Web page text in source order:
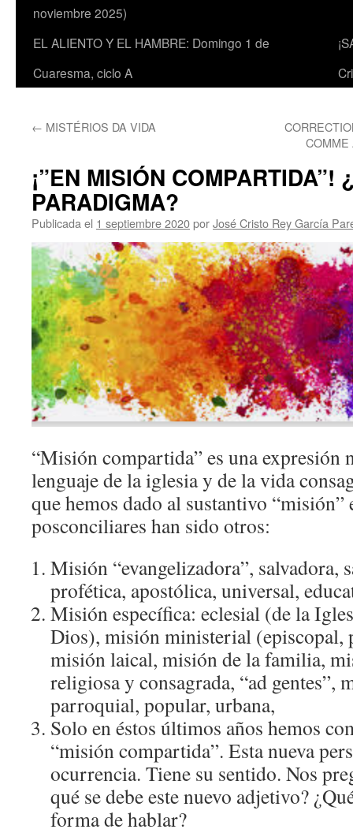
noviembre 2025)
EL ALIENTO Y EL HAMBRE: Domingo 1 de
Cuaresma, ciclo A
← MISTÉRIOS DA VIDA
¡”EN MISIÓN COMPARTIDA”!
PARADIGMA?
Publicada el 1 septiembre 2020porJosé Cristo Rey García
“Misión compartida” es una expresión
lenguaje de la iglesia y de la vida
que hemos dado al sustantivo “misión”
posconciliares han sido otros:
Misión “evangelizadora”, salvadora,
profética, apostólica, universal,
Misión específica: eclesial (de la
Dios), misión ministerial (episcopal,
misión laical, misión de la familia,
religiosa y consagrada, “ad gentes”,
parroquial, popular, urbana,
Solo en éstos últimos años hemos
“misión compartida”. Esta nueva
ocurrencia. Tiene su sentido. Nos
qué se debe este nuevo adjetivo?
forma de hablar?